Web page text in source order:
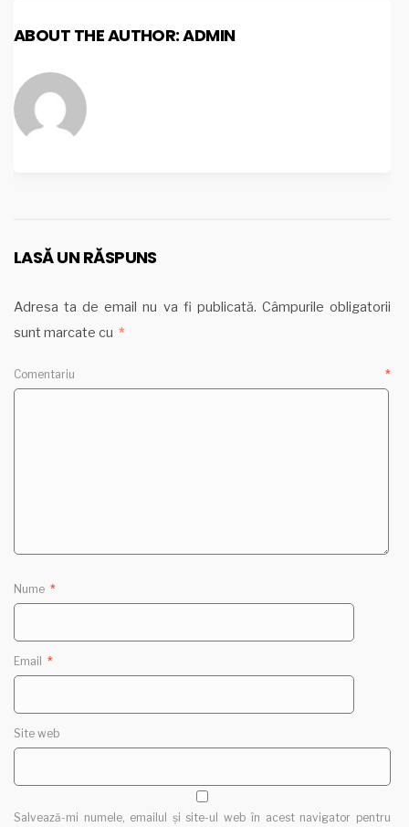
ABOUT THE AUTHOR:ADMIN
LASĂ UN RĂSPUNS
Adresa ta de email nu va fi publicată. Câmpurile obligatorii
sunt marcate cu *
Comentariu *
Nume *
Email *
Site web
Salvează-mi numele, emailul și site-ul web în acest navigator pentru